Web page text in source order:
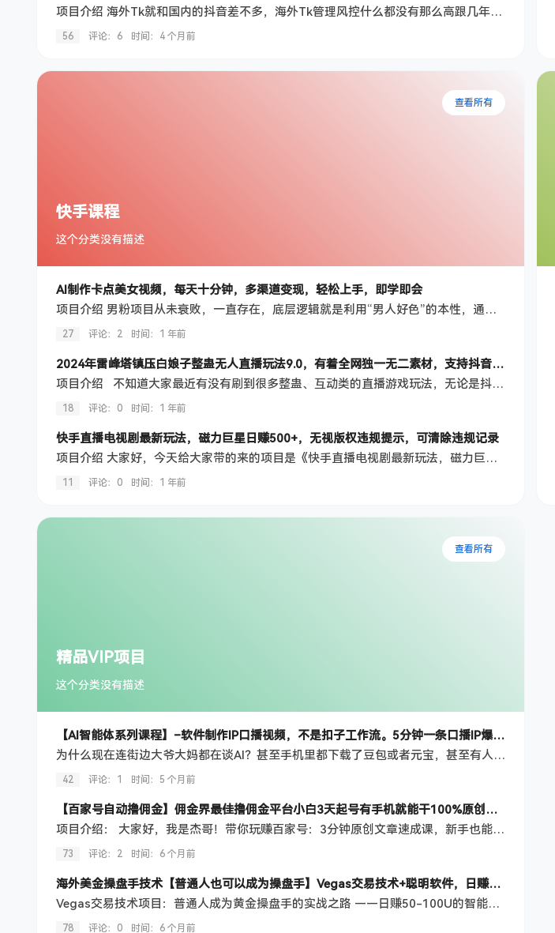
项目介绍 海外Tk就和国内的抖音差不多，海外Tk管理风控什么都没有那么高跟几年前的国内抖音差不多， 相当与到处都是机会，最近这些年国内平台政策原因你入局国内的任何赛道都是已经不赚钱了， 很多工作室都跑去做国外的市场了，都知道海外市场巨大，早做早赚，晚了别人都吃肉你汤都喝不上 我们这个主要做的是应用拉新，很多新APP平台需要大量的新用户，我们可以帮他去拉新用户， 他给我们一个人多少佣金，平台得了新用…
56 评论：6 时间： 4 个月前
快手课程
这个分类没有描述
查看所有
AI制作卡点美女视频，每天十分钟，多渠道变现，轻松上手，即学即会
项目介绍 男粉项目从未衰败，一直存在，底层逻辑就是利用“男人好色”的本性，通过短视频将男粉引到私域，然后在私域卖东西，变现能力超强，方式也很多，卖写真，卖男性用品都行 这个项目比较简单，只需要两步就可以完成， 通过AI工具制作美女摆拍视频，只需十分钟即可做出一个作品。 可以在快手、抖音、视频号、哔哩哔哩等多个平台发布视频，最大化利用流量，吸引色粉，提高成交量。 课程目录 项目介绍及准备 项目实操 …
27 评论：2 时间： 1 年前
2024年雷峰塔镇压白娘子整蛊无人直播玩法9.0，有着全网独一无二素材，支持抖音、快手、B站、视频号完美契合，利用矢重闪光+狮子王暴击的手法，开播5分钟瞬间拉爆直播间流量，稳定开播24小时无违规，单场日入1500+
项目介绍 不知道大家最近有没有刷到很多整蛊、互动类的直播游戏玩法，无论是抖音、快手、视频号还是B站都比较多，直播间播着此 类内容都是以新颖多元化的方式。 对于追求新鲜和创新直播体验的抖音、快手、视频号、B站爱好者们来说，【法海整蛊白娘子】无人互动游戏玩法， 这一全新娱乐方式结合了怀旧情怀与现代科技，刷新了我们对直播的传统认知，带来了一个独特而又丰富的用户互动体验。 【法海整蛊白娘子】…
18 评论：0 时间： 1 年前
快手直播电视剧最新玩法，磁力巨星日赚500+，无视版权违规提示，可清除违规记录
项目介绍 大家好，今天给大家带的来的项目是《快手直播电视剧最新玩法，磁力巨星日赚500+，无视版权违规提示，可清除违规记录》 课程目录 项目介绍 项目实操
11 评论：0 时间： 1 年前
精品VIP项目
这个分类没有描述
查看所有
【AI智能体系列课程】–软件制作IP口播视频，不是扣子工作流。5分钟一条口播IP爆款视频，轻松起号，日入1000+
为什么现在连街边大爷大妈都在谈AI？甚至手机里都下载了豆包或者元宝，甚至有人都会和AI会话了。 这一点都不奇怪，这就是时代洪流袭来，普通老百姓的真实变化。 同时这不只是技术升级，而是普通人逆袭的黄金机会。有心人就会发现，AI领域确实是这个时代最大的风口，但很多人只看到热闹，没看清门道。 它不是少数极客的专属游戏，而是正在重塑每一个行业、每一个岗位的底层逻辑。 今天我们就来聊聊AI领域对于知识付费赛…
42 评论：1 时间： 5 个月前
【百家号自动撸佣金】佣金界最佳撸佣金平台小白3天起号有手机就能干100%原创长期稳定
项目介绍： 大家好，我是杰哥！带你玩赚百家号：3分钟原创文章速成课，新手也能日更爆文 在自媒体行业摸爬滚打5年，从0到1带出过300+学员，单账号日收益最高破2000。今天要给你拆解的，是我团队内测半年、成功率超90%的 「3分钟百家号原创文章速成法」——不用文笔、不用熬夜憋稿，每天抽3分钟，新手也能稳定产出平台推荐的原创内容，轻松搞定百家号转正和收益！ 为什么90%的人写原创文章都错了？ 你是不…
73 评论：2 时间： 6 个月前
海外美金操盘手技术【普通人也可以成为操盘手】Vegas交易技术+聪明软件，日赚50-100U
Vegas交易技术项目：普通人成为黄金操盘手的实战之路 ——日赚50-100U的智能交易技术 一、项目核心优势 实战验证 由10年互联网创业导师「杰哥」亲测落地，团队学员持续盈利 黄金期货多空交易 + AI智能提示系统，胜率超80% 200U本金日赚50-100U（每日操作3-5小时） 技术本质 30%软件工具 + 70%交易策略 基于维加斯交易理论（Vegas Channel），通过双管道线精准…
78 评论：0 时间： 6 个月前